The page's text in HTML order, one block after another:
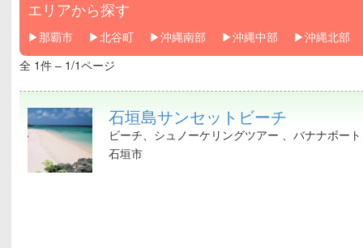
エリアから探す
那覇市 北谷町 沖縄南部 沖縄中部
沖縄北部
全 1件 – 1/1ページ
石垣島サンセットビーチ
ビーチ、シュノーケリングツアー 、バナナボー
石垣市